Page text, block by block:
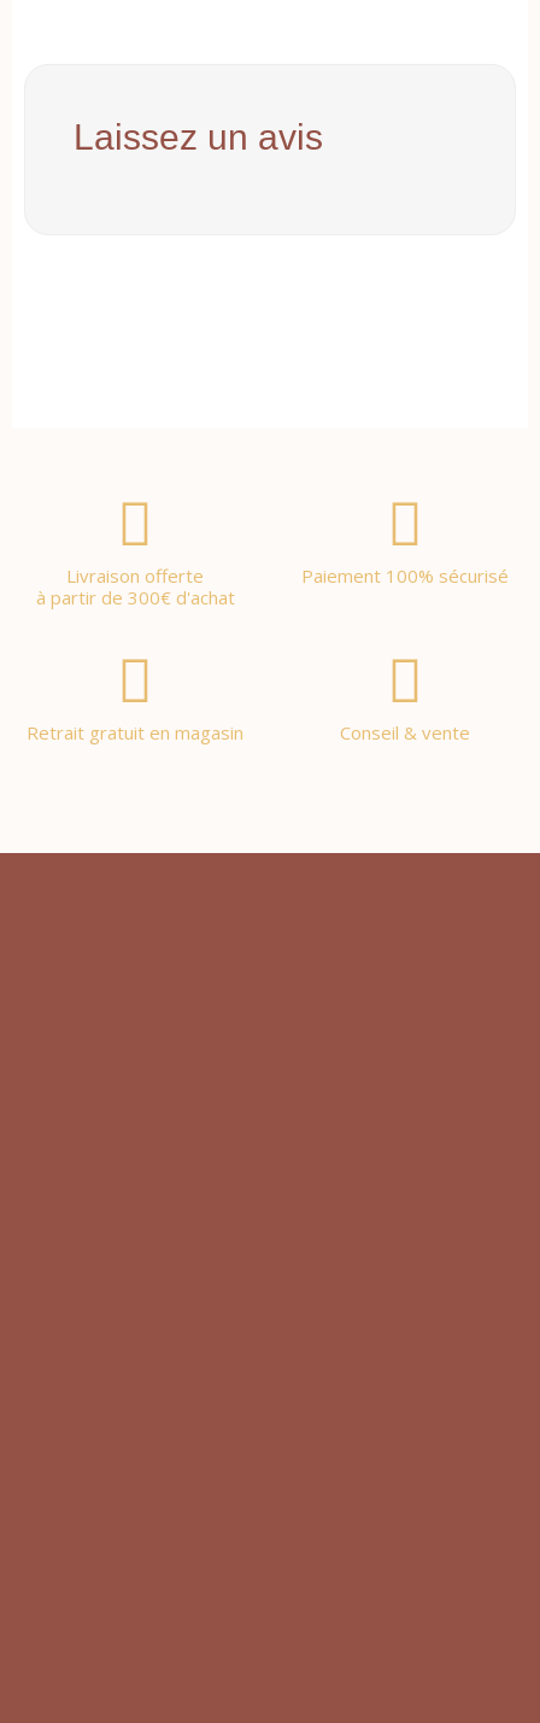
Laissez un avis
Livraison offerte
à partir de 300€ d'achat
Paiement 100% sécurisé
Retrait gratuit en magasin Conseil & vente